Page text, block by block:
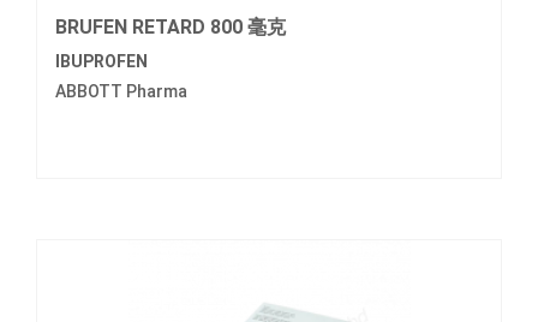
BRUFEN RETARD 800 毫克
IBUPROFEN
ABBOTT Pharma